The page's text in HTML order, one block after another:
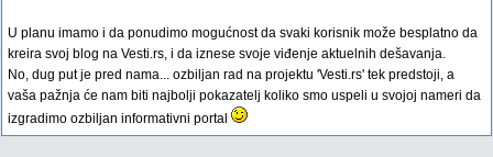
U planu imamo i da ponudimo mogućnost da svaki korisnik može besplatno da
kreira svoj blog na Vesti.rs, i da iznese svoje viđenje aktuelnih dešavanja.
No, dug put je pred nama... ozbiljan rad na projektu 'Vesti.rs' tek predstoji, a
vaša pažnja će nam biti najbolji pokazatelj koliko smo uspeli u svojoj nameri da
izgradimo ozbiljan informativni portal